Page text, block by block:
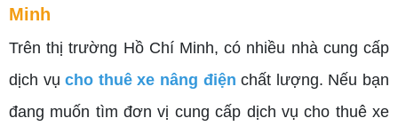
Minh
Trên thị trường Hồ Chí Minh, có nhiều nhà cung cấp
dịch vụcho thuê xe nâng điện chất lượng. Nếu bạn
đang muốn tìm đơn vị cung cấp dịch vụ cho thuê xe